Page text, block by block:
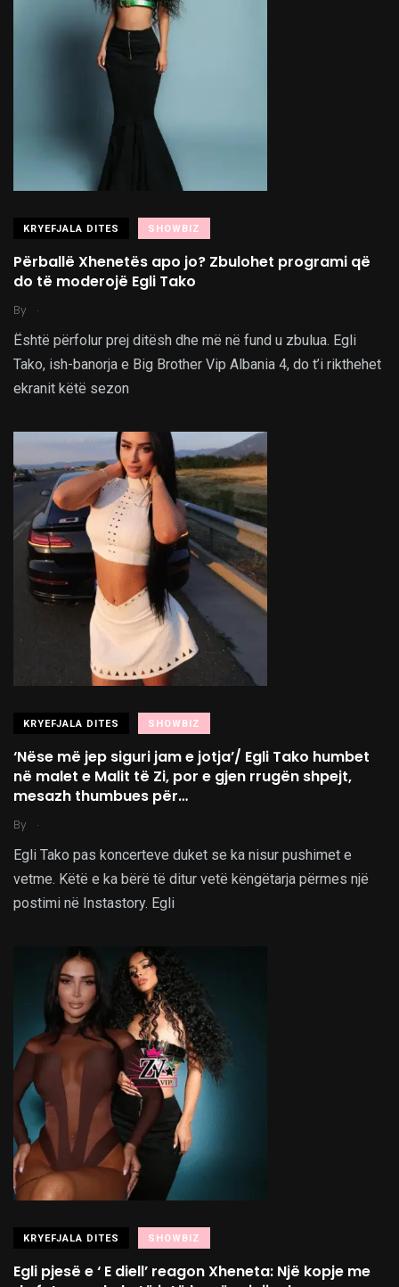
KRYEFJALA DITES SHOWBIZ
Përballë Xhenetës apo jo? Zbulohet programi që
do të moderojë Egli Tako
By .
Është përfolur prej ditësh dhe më në fund u zbulua. Egli
Tako, ish-banorja e Big Brother Vip Albania 4, do t’i rikthehet
ekranit këtë sezon
KRYEFJALA DITES SHOWBIZ
‘Nëse më jep siguri jam e jotja’/ Egli Tako humbet
në malet e Malit të Zi, por e gjen rrugën shpejt,
mesazh thumbues për…
By .
Egli Tako pas koncerteve duket se ka nisur pushimet e
vetme. Këtë e ka bërë të ditur vetë këngëtarja përmes një
postimi në Instastory. Egli
KRYEFJALA DITES SHOWBIZ
Egli pjesë e ‘ E diell’ reagon Xheneta: Një kopje me